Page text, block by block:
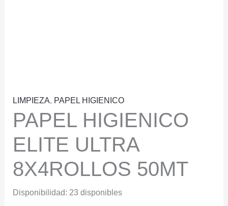
LIMPIEZA, PAPEL HIGIENICO
PAPEL HIGIENICO
ELITE ULTRA
8X4ROLLOS 50MT
Disponibilidad: 23 disponibles